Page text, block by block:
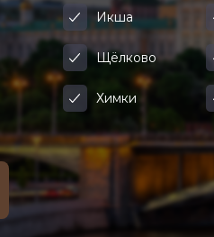
Икша
Щёлково
Химки